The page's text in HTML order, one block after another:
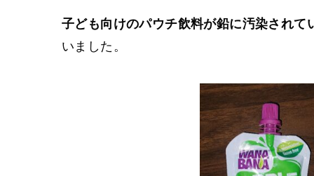
子ども向けのパウチ飲料が鉛に汚染されて
いました。